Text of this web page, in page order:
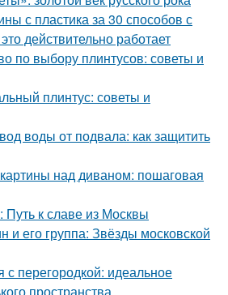
с пластика за 30 способов с
действительно работает
по выбору плинтусов: советы и
плинтус: советы и
воды от подвала: как защитить
над диваном: пошаговая
Путь к славе из Москвы
и его группа: Звёзды московской
с перегородкой: идеальное
пространства